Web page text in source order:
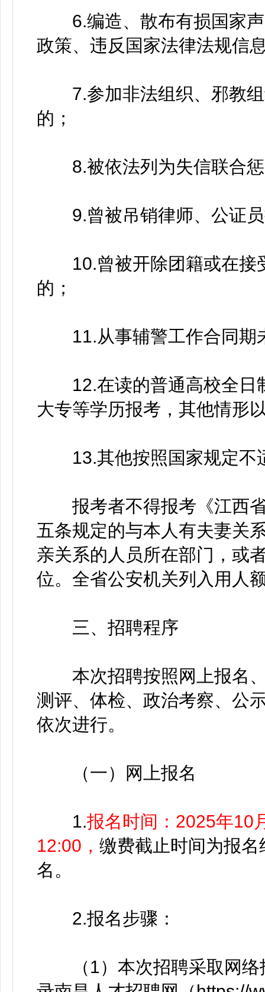
6.编造、散布有损国家声
政策、违反国家法律法规信
7.参加非法组织、邪教组
的；
8.被依法列为失信联合惩
9.曾被吊销律师、公证员
10.曾被开除团籍或在接
的；
11.从事辅警工作合同期
12.在读的普通高校全日
大专等学历报考，其他情形
13.其他按照国家规定不
报考者不得报考《江西省
五条规定的与本人有夫妻关
亲关系的人员所在部门，或
位。全省公安机关列入用人
三、招聘程序
本次招聘按照网上报名、
测评、体检、政治考察、公
依次进行。
（一）网上报名
1.报名时间：2025年10
12:00， 缴费截止时间为报
名。
2.报名步骤：
（1）本次招聘采取网络